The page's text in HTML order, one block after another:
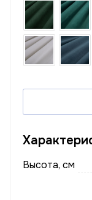
Высота, см